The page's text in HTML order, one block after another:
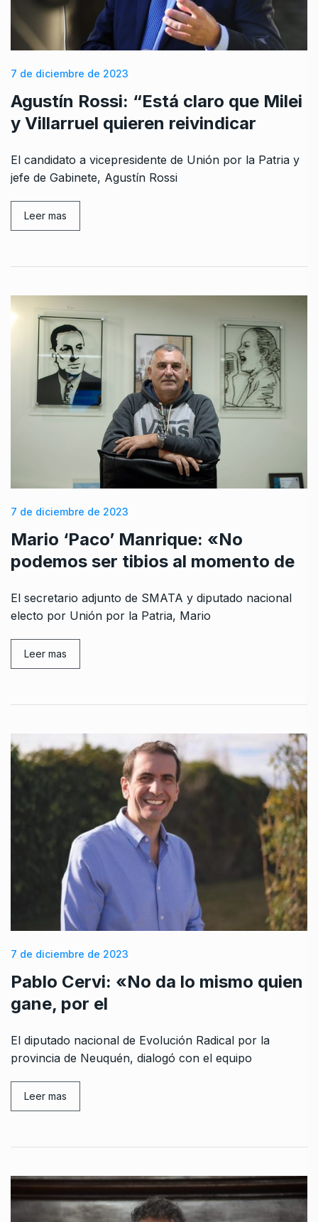
7 de diciembre de 2023
Agustín Rossi: “Está claro que Milei
y Villarruel quieren reivindicar
El candidato a vicepresidente de Unión por la Patria y
jefe de Gabinete, Agustín Rossi
Leer mas
7 de diciembre de 2023
Mario ‘Paco’ Manrique: «No
podemos ser tibios al momento de
El secretario adjunto de SMATA y diputado nacional
electo por Unión por la Patria, Mario
Leer mas
7 de diciembre de 2023
Pablo Cervi: «No da lo mismo quien
gane, por el
El diputado nacional de Evolución Radical por la
provincia de Neuquén, dialogó con el equipo
Leer mas